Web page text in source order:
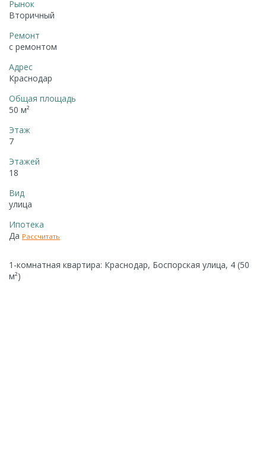
Рынок
Вторичный
Ремонт
с ремонтом
Адрес
Краснодар
Общая площадь
50 м²
Этаж
7
Этажей
18
Вид
улица
Ипотека
Да Рассчитать
1-комнатная квартира: Краснодар, Боспорская улица, 4 (50
м²)